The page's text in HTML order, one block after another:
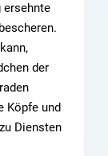
ersehnte
der
Köpfe und
Diensten